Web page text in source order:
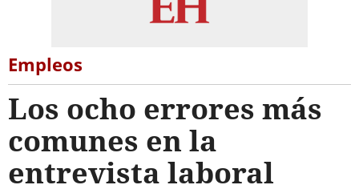
Empleos
Los ocho errores más
comunes en la
entrevista laboral